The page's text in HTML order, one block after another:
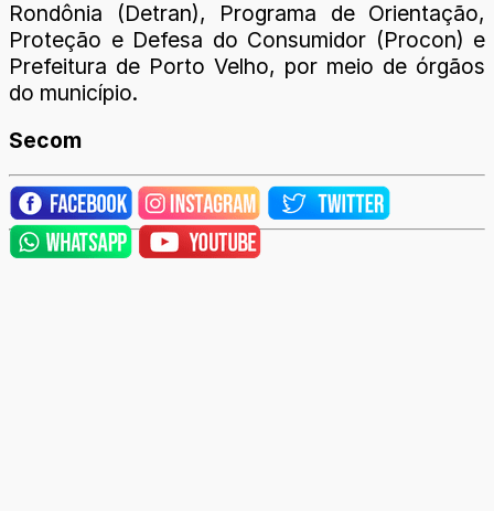
Rondônia (Detran), Programa de Orientação,
Proteção e Defesa do Consumidor (Procon) e
Prefeitura de Porto Velho, por meio de órgãos
do município.
Secom